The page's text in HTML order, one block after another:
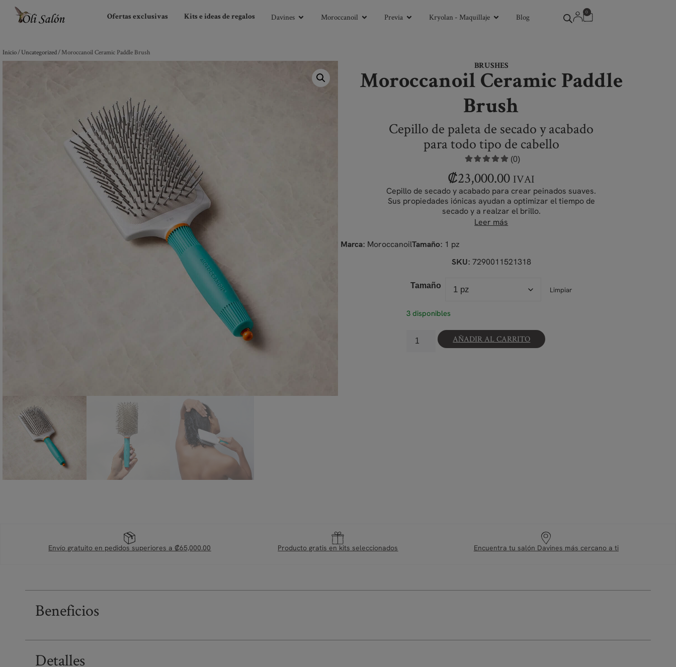
Ofertas exclusivas Kits e ideas de regalos Davines Moroccanoil Previa Kryolan - Maquillaje Blog
0
Inicio/Uncategorized/ Moroccanoil Ceramic Paddle Brush
BRUSHES
Moroccanoil Ceramic Paddle
Brush
Cepillo de paleta de secado y acabado
para todo tipo de cabello
(0)
₡23,000.00 IVAI
Cepillo de secado y acabado para crear peinados suaves.
Sus propiedades iónicas ayudan a optimizar el tiempo de
secado y a realzar el brillo.
Leer más
Marca: MoroccanoilTamaño: 1 pz
SKU: 7290011521318
Tamaño
Limpiar
3 disponibles
AÑADIR AL CARRITO
Envío gratuito en pedidos superiores a ₡65,000.00 Producto gratis en kits seleccionados Encuentra tu salón Davines más cercano a ti
Beneficios
Detalles